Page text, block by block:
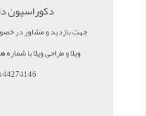
دکوراسیون
جهت بازدید و مشاور در
44274146 تما ...